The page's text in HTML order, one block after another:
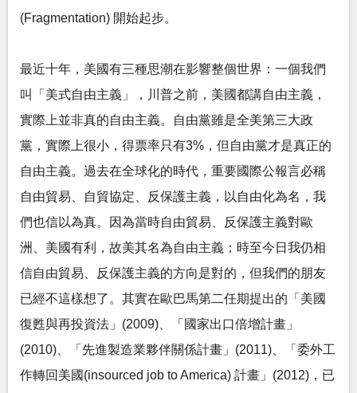
(Fragmentation) 開始起步。
最近十年，美國有三種思潮在影響整個世界：一個我們
叫「美式自由主義」，川普之前，美國都講自由主義，
實際上並非真的自由主義。自由黨雖是全美第三大政
黨，實際上很小，得票率只有3%，但自由黨才是真正的
自由主義。過去在全球化的時代，重要國際公報言必稱
自由貿易、自貿協定、反保護主義，以自由化為名，我
們也信以為真。因為當時自由貿易、反保護主義對歐
洲、美國有利，故美其名為自由主義；時至今日我仍相
信自由貿易、反保護主義的方向是對的，但我們的朋友
已經不這樣想了。其實在歐巴馬第二任期提出的「美國
復甦與再投資法」(2009)、「國家出口倍增計畫」
(2010)、「先進製造業夥伴關係計畫」(2011)、「委外工
作轉回美國(insourced job to America) 計畫」(2012)，已